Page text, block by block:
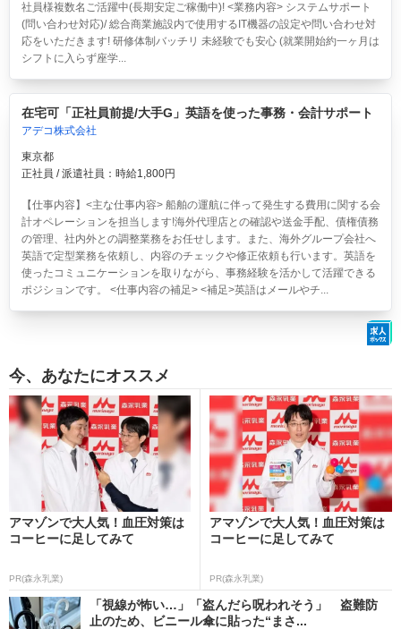
社員様複数名ご活躍中(長期安定ご稼働中)! <業務内容> システムサポート
(問い合わせ対応)/ 総合商業施設内で使用するIT機器の設定や問い合わせ対
応をいただきます! 研修体制バッチリ 未経験でも安心 (就業開始約一ヶ月は
シフトに入らず座学...
在宅可「正社員前提/大手G」英語を使った事務・会計サポート
アデコ株式会社
東京都
正社員 / 派遣社員：時給1,800円
【仕事内容】<主な仕事内容> 船舶の運航に伴って発生する費用に関する会
計オペレーションを担当します!海外代理店との確認や送金手配、債権債務
の管理、社内外との調整業務をお任せします。また、海外グループ会社へ
英語で定型業務を依頼し、内容のチェックや修正依頼も行います。英語を
使ったコミュニケーションを取りながら、事務経験を活かして活躍できる
ポジションです。 <仕事内容の補足> <補足>英語はメールやチ...
今、あなたにオススメ
アマゾンで大人気！血圧対策は
コーヒーに足してみて
PR(森永乳業)
アマゾンで大人気！血圧対策は
コーヒーに足してみて
PR(森永乳業)
「視線が怖い…」「盗んだら呪われそう」 盗難防
止のため、ビニール傘に貼った“まさ...